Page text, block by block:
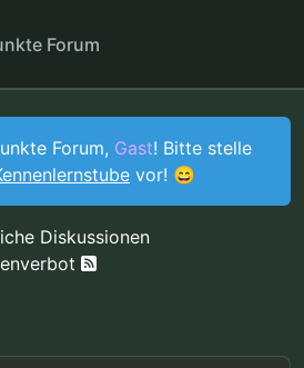
Forum
Forum, Gast! Bitte stelle
vor! 😄
Diskussionen